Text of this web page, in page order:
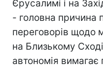
Єрусалимі і на
- головна причина
переговорів щодо
на Близькому
автономія вимагає